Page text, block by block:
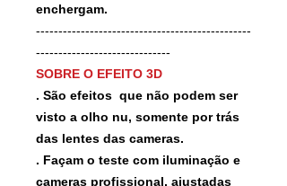
enchergam.
------------------------------------------------
------------------------------
SOBRE O EFEITO 3D
. São efeitos que não podem ser
visto a olho nu, somente por trás
das lentes das cameras.
. Façam o teste com iluminação e
cameras profissional, ajustadas